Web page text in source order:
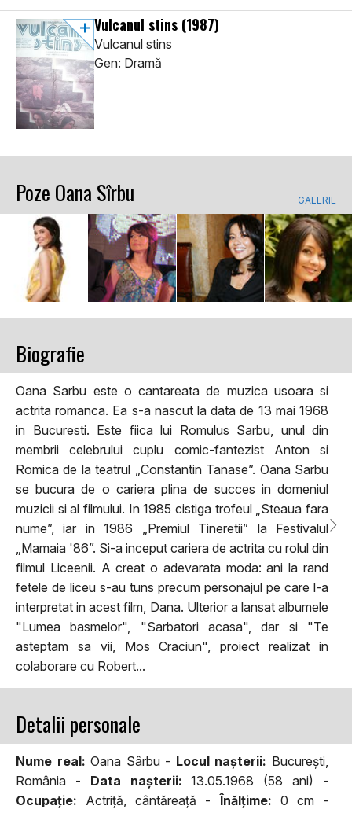
Vulcanul stins (1987)
Vulcanul stins
Gen: Dramă
Poze Oana Sîrbu GALERIE
Biografie
Oana Sarbu este o cantareata de muzica usoara si
actrita romanca. Ea s-a nascut la data de 13 mai 1968
in Bucuresti. Este fiica lui Romulus Sarbu, unul din
membrii celebrului cuplu comic-fantezist Anton si
Romica de la teatrul „Constantin Tanase”. Oana Sarbu
se bucura de o cariera plina de succes in domeniul
muzicii si al filmului. In 1985 cistiga trofeul „Steaua fara
nume”, iar in 1986 „Premiul Tineretii” la Festivalul
„Mamaia '86”. Si-a inceput cariera de actrita cu rolul din
filmul Liceenii. A creat o adevarata moda: ani la rand
fetele de liceu s-au tuns precum personajul pe care l-a
interpretat in acest film, Dana. Ulterior a lansat albumele
"Lumea basmelor", "Sarbatori acasa", dar si "Te
asteptam sa vii, Mos Craciun", proiect realizat in
colaborare cu Robert...
Detalii personale
Nume real: Oana Sârbu - Locul naşterii: București,
România - Data naşterii: 13.05.1968 (58 ani) -
Ocupaţie: Actriță, cântăreață -Înălţime: 0 cm -